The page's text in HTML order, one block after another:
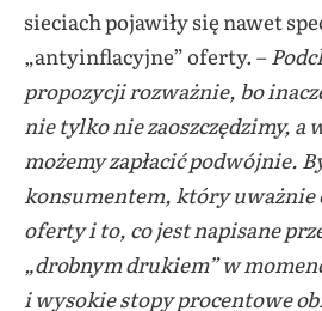
sieciach pojawiły się nawet
„antyinflacyjne” oferty. –
propozycji rozważnie, bo
nie tylko nie zaoszczędzimy, a
możemy zapłacić podwójnie.
konsumentem, który uważnie
oferty i to, co jest napisane
„drobnym drukiem” w
i wysokie stopy procentowe